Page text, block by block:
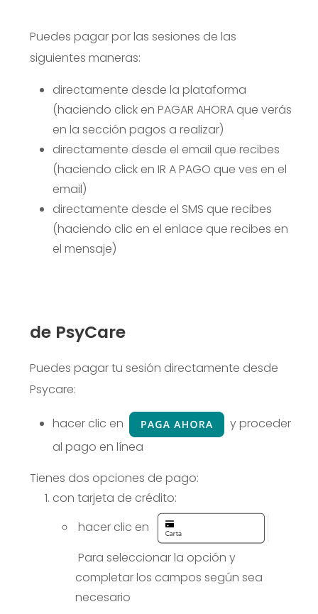
Puedes pagar por las sesiones de las
siguientes maneras:
directamente desde la plataforma
(haciendo click en PAGAR AHORA que verás
en la sección pagos a realizar)
directamente desde el email que recibes
(haciendo click en IR A PAGO que ves en el
email)
directamente desde el SMS que recibes
(haciendo clic en el enlace que recibes en
el mensaje)
de PsyCare
Puedes pagar tu sesión directamente desde
Psycare:
hacer clic en
y proceder
al pago en línea
Tienes dos opciones de pago:
con tarjeta de crédito:
hacer clic en
Para seleccionar la opción y
completar los campos según sea
necesario